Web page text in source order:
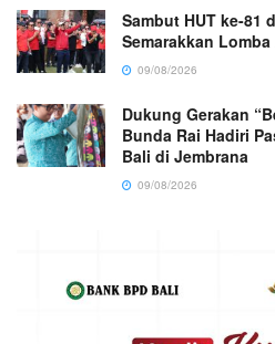
Sambut HUT ke-81
Semarakkan Lomba
09/08/2026
Dukung Gerakan
Bunda Rai Hadiri
Bali di Jembrana
09/08/2026